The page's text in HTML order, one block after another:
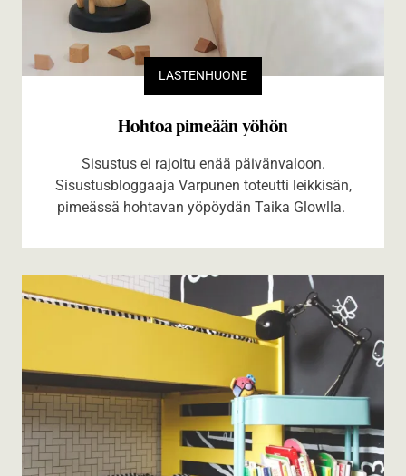
Hohtoa pimeään yöhön
LASTENHUONE
Sisustus ei rajoitu enää päivänvaloon.
Sisustusbloggaaja Varpunen toteutti leikkisän,
pimeässä hohtavan yöpöydän Taika Glowlla.